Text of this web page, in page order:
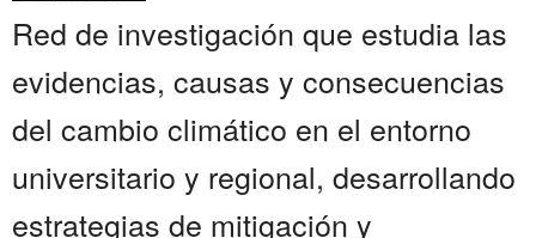
Red de investigación que estudia las
evidencias, causas y consecuencias
del cambio climático en el entorno
universitario y regional, desarrollando
estrategias de mitigación y